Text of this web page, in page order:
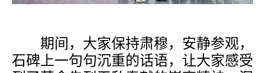
期间，大家保持肃穆，安静参观，
石碑上一句句沉重的话语，让大家感受